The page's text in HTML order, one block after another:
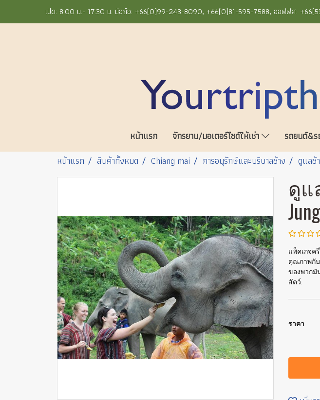
เปิด: 8.00 น.- 17.30 น. มือถือ: +66(0)99-243-8090, +66(0)81-595-7588, ออฟฟิศ:
หน้าแรก จักรยาน/มอเตอร์ไซด์ให้เช่า รถยนต์&ร
หน้าแรก
สินค้าทั้งหมด Chiang mai การอนุรักษ์และบริบาลช้าง ดูแลช้
ดูแ
แพ็คเกจค
คุณภาพกับ
ของพวกมั
สัตว์.
ราคา